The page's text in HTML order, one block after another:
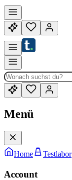
Menü
Home Testlabor
Account